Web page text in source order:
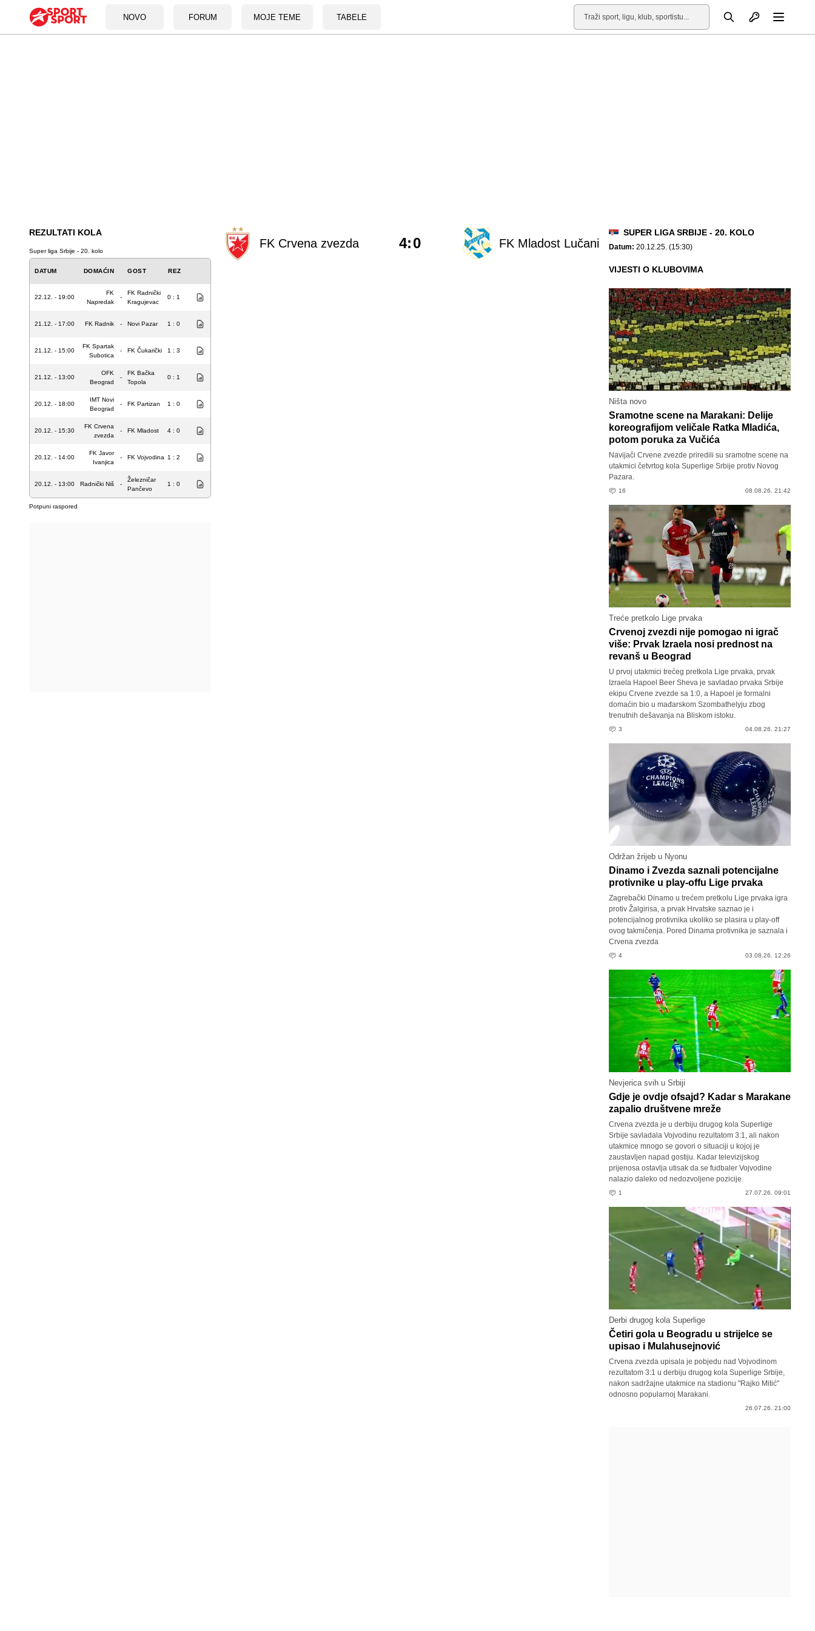
NOVO FORUM MOJE TEME TABELE
Pretraga Otvori profil
REZULTATI KOLA
Super liga Srbije - 20. kolo
DATUM DOMAĆIN GOST REZ
22.12. - 19:00
FK
Napredak
-
FK Radnički
Kragujevac
0 : 1
21.12. - 17:00 FK Radnik - Novi Pazar 1 : 0
21.12. - 15:00
FK Spartak
Subotica
- FK Čukarički 1 : 3
21.12. - 13:00
OFK
Beograd
-
FK Bačka
Topola
0 : 1
20.12. - 18:00
IMT Novi
Beograd
- FK Partizan 1 : 0
20.12. - 15:30
FK Crvena
zvezda
- FK Mladost 4 : 0
20.12. - 14:00
FK Javor
Ivanjica
- FK Vojvodina 1 : 2
20.12. - 13:00 Radnički Niš -
Železničar
Pančevo
1 : 0
Potpuni raspored
FK Crvena zvezda FK Mladost Lučani
4:0
SUPER LIGA SRBIJE - 20. KOLO
Datum: 20.12.25. (15:30)
VIJESTI O KLUBOVIMA
Ništa novo
Sramotne scene na Marakani: Delije
koreografijom veličale Ratka Mladića,
potom poruka za Vučića
Navijači Crvene zvezde priredili su sramotne scene na
utakmici četvrtog kola Superlige Srbije protiv Novog
Pazara.
16 08.08.26. 21:42
Treće pretkolo Lige prvaka
Crvenoj zvezdi nije pomogao ni igrač
više: Prvak Izraela nosi prednost na
revanš u Beograd
U prvoj utakmici trećeg pretkola Lige prvaka, prvak
Izraela Hapoel Beer Sheva je savladao prvaka Srbije
ekipu Crvene zvezde sa 1:0, a Hapoel je formalni
domaćin bio u mađarskom Szombathelyju zbog
trenutnih dešavanja na Bliskom istoku.
3 04.08.26. 21:27
Održan žrijeb u Nyonu
Dinamo i Zvezda saznali potencijalne
protivnike u play-offu Lige prvaka
Zagrebački Dinamo u trećem pretkolu Lige prvaka igra
protiv Žalgirisa, a prvak Hrvatske saznao je i
potencijalnog protivnika ukoliko se plasira u play-off
ovog takmičenja. Pored Dinama protivnika je saznala i
Crvena zvezda
4 03.08.26. 12:26
Nevjerica svih u Srbiji
Gdje je ovdje ofsajd? Kadar s Marakane
zapalio društvene mreže
Crvena zvezda je u derbiju drugog kola Superlige
Srbije savladala Vojvodinu rezultatom 3:1, ali nakon
utakmice mnogo se govori o situaciji u kojoj je
zaustavljen napad gostiju. Kadar televizijskog
prijenosa ostavlja utisak da se fudbaler Vojvodine
nalazio daleko od nedozvoljene pozicije.
1 27.07.26. 09:01
Derbi drugog kola Superlige
Četiri gola u Beogradu u strijelce se
upisao i Mulahusejnović
Crvena zvezda upisala je pobjedu nad Vojvodinom
rezultatom 3:1 u derbiju drugog kola Superlige Srbije,
nakon sadržajne utakmice na stadionu "Rajko Mitić"
odnosno popularnoj Marakani.
26.07.26. 21:00